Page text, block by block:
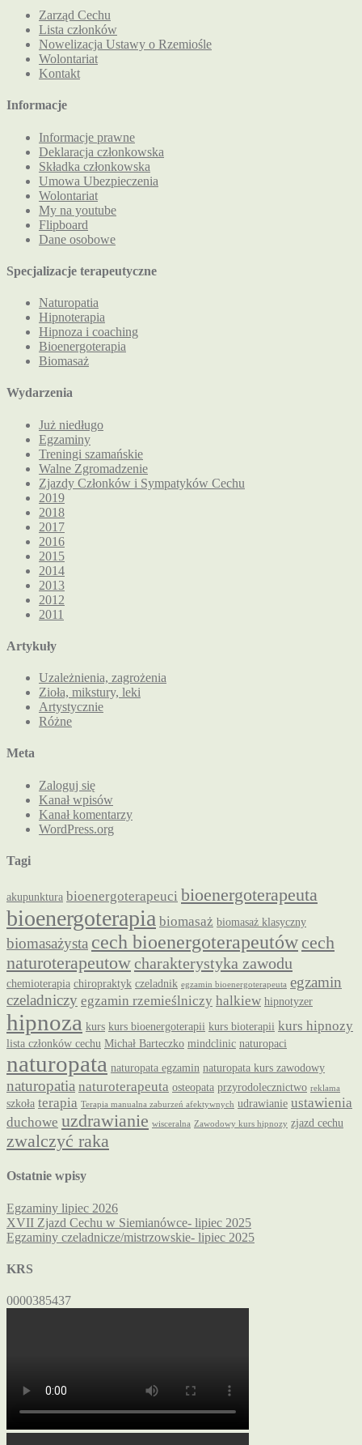
Zarząd Cechu
Lista członków
Nowelizacja Ustawy o Rzemiośle
Wolontariat
Kontakt
Informacje
Informacje prawne
Deklaracja członkowska
Składka członkowska
Umowa Ubezpieczenia
Wolontariat
My na youtube
Flipboard
Dane osobowe
Specjalizacje terapeutyczne
Naturopatia
Hipnoterapia
Hipnoza i coaching
Bioenergoterapia
Biomasaż
Wydarzenia
Już niedługo
Egzaminy
Treningi szamańskie
Walne Zgromadzenie
Zjazdy Członków i Sympatyków Cechu
2019
2018
2017
2016
2015
2014
2013
2012
2011
Artykuły
Uzależnienia, zagrożenia
Zioła, mikstury, leki
Artystycznie
Różne
Meta
Zaloguj się
Kanał wpisów
Kanał komentarzy
WordPress.org
Tagi
akupunktura bioenergoterapeuci bioenergoterapeuta
bioenergoterapia biomasaż biomasaż klasyczny
biomasażysta cech bioenergoterapeutów cech
naturoterapeutowcharakterystyka zawodu
chemioterapia chiropraktyk czeladnik egzamin bioenergoterapeuta egzamin
czeladniczy egzamin rzemieślniczy halkiew hipnotyzer
hipnoza kurs kurs bioenergoterapii kurs bioterapii kurs hipnozy
lista członków cechu Michał Barteczko mindclinic naturopaci
naturopata naturopata egzamin naturopata kurs zawodowy
naturopatia naturoterapeuta osteopata przyrodolecznictwo reklama
szkoła terapia Terapia manualna zaburzeń afektywnych udrawianie ustawienia
duchowe uzdrawianie wisceralna Zawodowy kurs hipnozy zjazd cechu
zwalczyć raka
Ostatnie wpisy
Egzaminy lipiec 2026
XVII Zjazd Cechu w Siemianówce- lipiec 2025
Egzaminy czeladnicze/mistrzowskie- lipiec 2025
KRS
0000385437